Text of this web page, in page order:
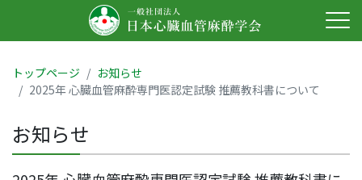
トップページ
お知らせ
2025年 心臓血管麻酔専門医認定試験 推薦教科書について
お知らせ